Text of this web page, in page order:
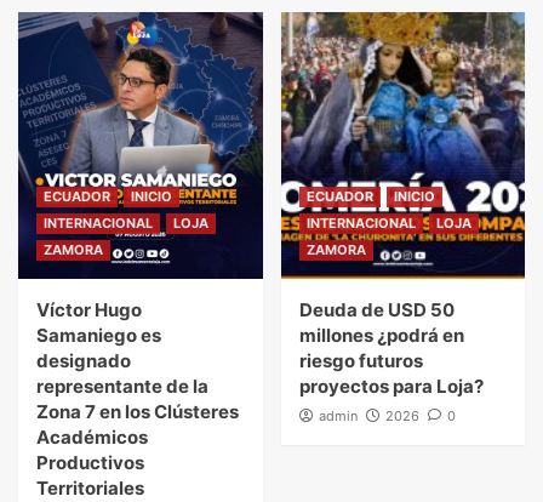
ECUADOR
INICIO
INTERNACIONAL
LOJA
ZAMORA
Víctor Hugo
Samaniego es
designado
representante de la
Zona 7 en los Clústeres
Académicos
Productivos
Territoriales
ECUADOR
INICIO
INTERNACIONAL
LOJA
ZAMORA
Deuda de USD 50
millones ¿podrá en
riesgo futuros
proyectos para Loja?
admin 2026 0